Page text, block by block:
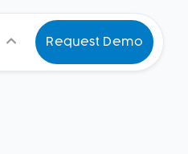
Request Demo